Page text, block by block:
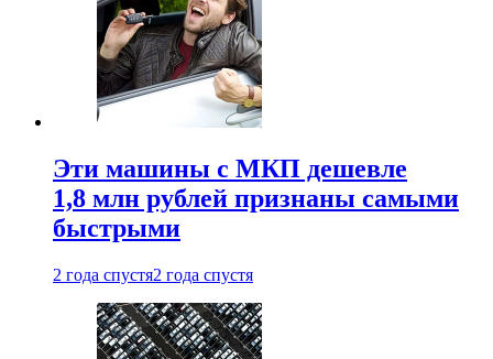
Эти машины с МКП дешевле
1,8 млн рублей признаны самыми
быстрыми
2 года спустя2 года спустя